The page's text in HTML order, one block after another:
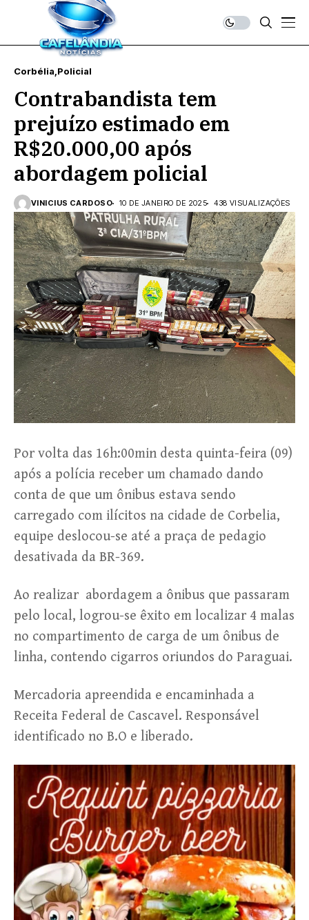
Corbélia Policial
Contrabandista tem
prejuízo estimado em
R$20.000,00 após
abordagem policial
VINICIUS CARDOSO 10 DE JANEIRO DE 2025 438 VISUALIZAÇÕES
Por volta das 16h:00min desta quinta-feira (09)
após a polícia receber um chamado dando
conta de que um ônibus estava sendo
carregado com ilícitos na cidade de Corbelia,
equipe deslocou-se até a praça de pedagio
desativada da BR-369.
Ao realizar abordagem a ônibus que passaram
pelo local, logrou-se êxito em localizar 4 malas
no compartimento de carga de um ônibus de
linha, contendo cigarros oriundos do Paraguai.
Mercadoria apreendida e encaminhada a
Receita Federal de Cascavel. Responsável
identificado no B.O e liberado.